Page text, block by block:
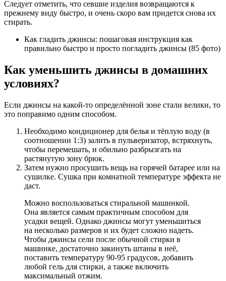
Следует отметить, что севшие изделия возвращаются к
прежнему виду быстро, и очень скоро вам придется снова их
стирать.
Как гладить джинсы: пошаговая инструкция как
правильно быстро и просто погладить джинсы (85 фото)
Как уменьшить джинсы в домашних
условиях?
Если джинсы на какой-то определённой зоне стали велики, то
это поправимо одним способом.
Необходимо кондиционер для белья и тёплую воду (в
соотношении 1:3) залить в пульверизатор, встряхнуть,
чтобы перемешать, и обильно разбрызгать на
растянутую зону брюк.
Затем нужно просушить вещь на горячей батарее или на
сушилке. Сушка при комнатной температуре эффекта не
даст.
Можно воспользоваться стиральной машинкой.
Она является самым практичным способом для
усадки вещей. Однако джинсы могут уменьшиться
на несколько размеров и их будет сложно надеть.
Чтобы джинсы сели после обычной стирки в
машинке, достаточно закинуть штаны в неё,
поставить температуру 90-95 градусов, добавить
любой гель для стирки, а также включить
максимальный отжим.